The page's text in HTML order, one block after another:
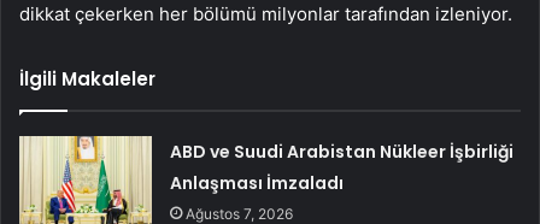
dikkat çekerken her bölümü milyonlar tarafından izleniyor.
İlgili Makaleler
ABD ve Suudi Arabistan Nükleer İşbirliği
Anlaşması İmzaladı
Ağustos 7, 2026